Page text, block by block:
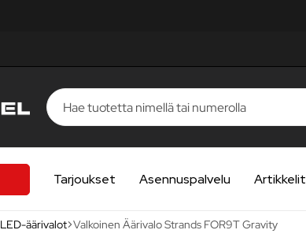
Tarjoukset Asennuspalvelu Artikkelit
LED-äärivalot Valkoinen Äärivalo Strands FOR9T Gravity